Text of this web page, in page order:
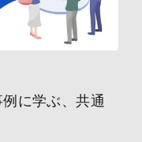
に学ぶ、共通